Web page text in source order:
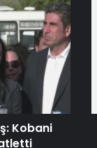
Kobani